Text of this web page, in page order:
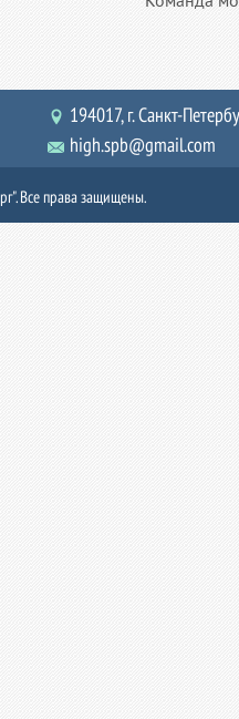
194017, г. Санкт-
high.spb@gmail.com
Все права защищены.